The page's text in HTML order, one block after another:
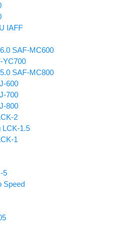
IAFF
SAF-MC600
YC700
SAF-MC800
600
700
800
2
LCK-1.5
1
5
Speed